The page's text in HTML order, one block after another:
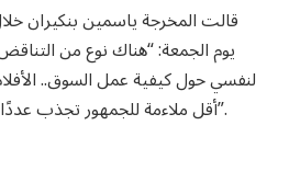
قالت المخرجة ياسمين بنكيران
يوم الجمعة: “هناك نوع من
لنفسي حول كيفية عمل السوق..
أقل ملاءمة للجمهور تجذب عددًا أكبر بكثير من المشاهدين”.